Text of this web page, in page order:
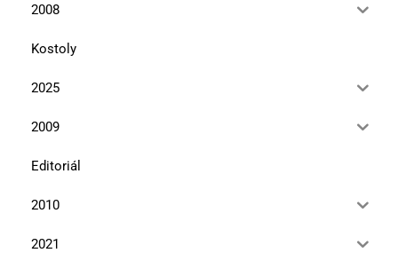
2008
Kostoly
2025
2009
Editoriál
2010
2021